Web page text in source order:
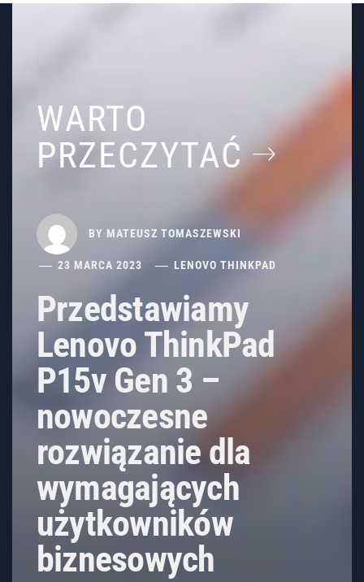
WARTO
PRZECZYTAĆ
BY MATEUSZ TOMASZEWSKI
23 MARCA 2023 LENOVO THINKPAD
Przedstawiamy
Lenovo ThinkPad
P15v Gen 3 –
nowoczesne
rozwiązanie dla
wymagających
użytkowników
biznesowych